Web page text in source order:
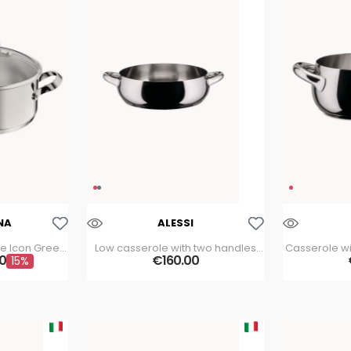
Icon Green
15%
ALESSI
Low casserole with two handles
Mami 24cm
€160.00
Casserole